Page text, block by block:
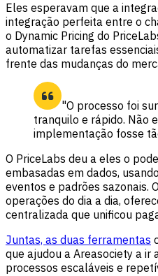
Eles esperavam que a
integração perfeita entre o
o Dynamic Pricing do
automatizar tarefas
frente das mudanças do
"O processo foi
tranquilo e rápido. Não
implementação fosse
O PriceLabs deu a eles o
embasadas em dados,
eventos e padrões sazonais.
operações do dia a dia,
centralizada que unificou
Juntas, as duas ferramentas
que ajudou a Areasociety a ir
processos escaláveis e